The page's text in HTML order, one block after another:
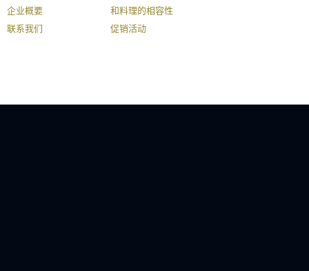
企业概要
联系我们
和料理的相容性
促销活动